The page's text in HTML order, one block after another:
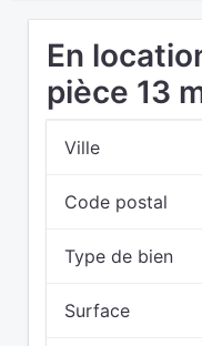
En
pièce 13
Ville
Code postal
Type de bien
Surface